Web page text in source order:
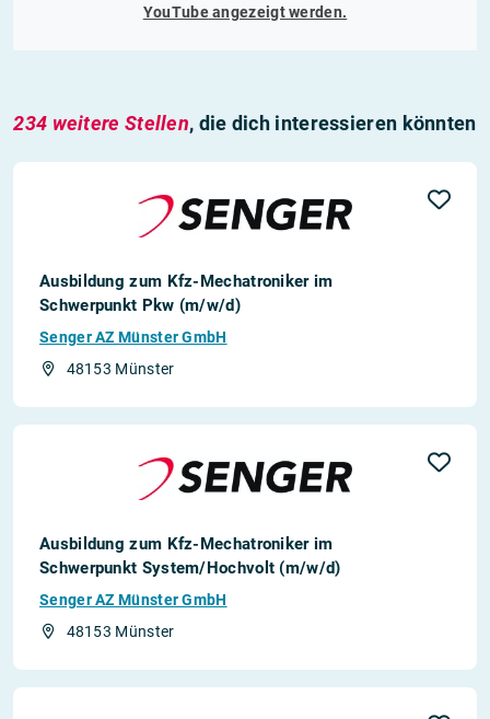
YouTubeangezeigt werden.
234 weitere Stellen, die dich interessieren könnten
Ausbildung zum Kfz-Mechatroniker im
Schwerpunkt Pkw (m/w/d)
Senger AZ Münster GmbH
48153 Münster
Ausbildung zum Kfz-Mechatroniker im
Schwerpunkt System/Hochvolt (m/w/d)
Senger AZ Münster GmbH
48153 Münster